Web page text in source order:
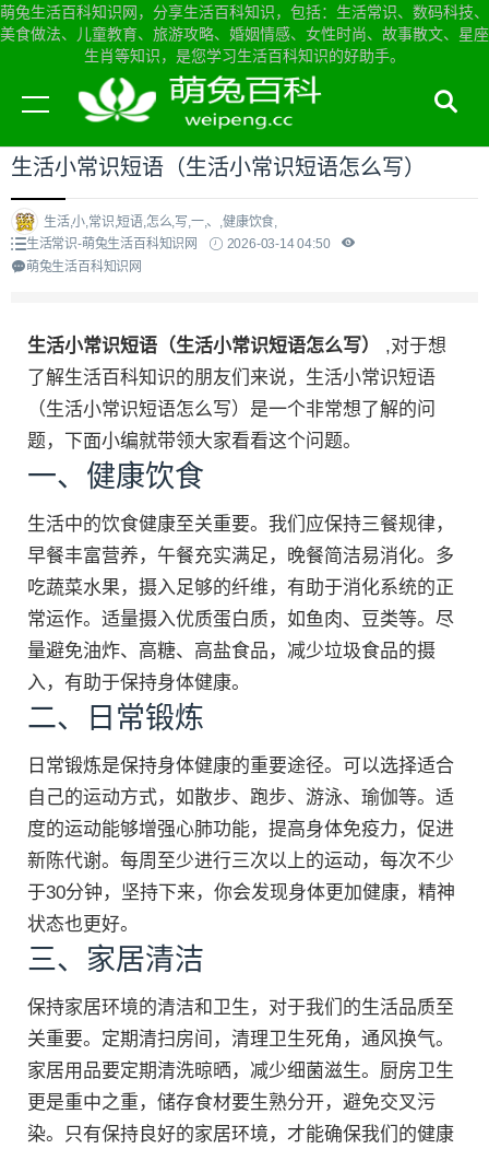
萌兔生活百科知识网，分享生活百科知识，包括：生活常识、数码科技、
美食做法、儿童教育、旅游攻略、婚姻情感、女性时尚、故事散文、星座
生肖等知识，是您学习生活百科知识的好助手。
当前位置： 萌兔生活百科知识网首页>生活常识
生活小常识短语（生活小常识短语怎么写）
生活,小,常识,短语,怎么,写,一,、,健康饮食,
生活常识-萌兔生活百科知识网
2026-03-14 04:50
萌兔生活百科知识网
生活小常识短语（生活小常识短语怎么写） ,对于想
了解生活百科知识的朋友们来说，生活小常识短语
（生活小常识短语怎么写）是一个非常想了解的问
题，下面小编就带领大家看看这个问题。
一、健康饮食
生活中的饮食健康至关重要。我们应保持三餐规律，
早餐丰富营养，午餐充实满足，晚餐简洁易消化。多
吃蔬菜水果，摄入足够的纤维，有助于消化系统的正
常运作。适量摄入优质蛋白质，如鱼肉、豆类等。尽
量避免油炸、高糖、高盐食品，减少垃圾食品的摄
入，有助于保持身体健康。
二、日常锻炼
日常锻炼是保持身体健康的重要途径。可以选择适合
自己的运动方式，如散步、跑步、游泳、瑜伽等。适
度的运动能够增强心肺功能，提高身体免疫力，促进
新陈代谢。每周至少进行三次以上的运动，每次不少
于30分钟，坚持下来，你会发现身体更加健康，精神
状态也更好。
三、家居清洁
保持家居环境的清洁和卫生，对于我们的生活品质至
关重要。定期清扫房间，清理卫生死角，通风换气。
家居用品要定期清洗晾晒，减少细菌滋生。厨房卫生
更是重中之重，储存食材要生熟分开，避免交叉污
染。只有保持良好的家居环境，才能确保我们的健康